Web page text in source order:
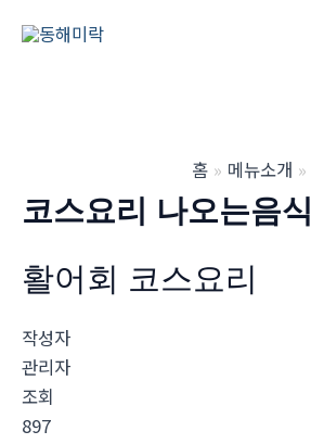
홈 메뉴소개
코스요리 나오는음식
활어회 코스요리
작성자
관리자
조회
897